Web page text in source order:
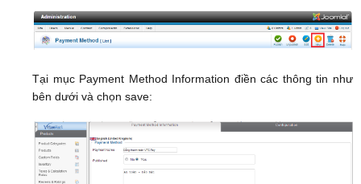
Tại mục Payment Method Information điền các thông tin như
bên dưới và chọn save: